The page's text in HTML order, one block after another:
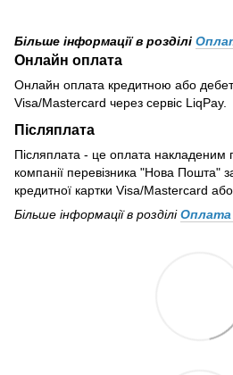
Більше інформації в розділі
Онлайн оплата
Онлайн оплата кредитною або
Visa/Mastercard через сервіс LiqPay.
Післяплата
Післяплата - це оплата накладеним
компанії перевізника "Нова Пошта"
кредитної картки Visa/Mastercard або
Більше інформації в розділіОплата